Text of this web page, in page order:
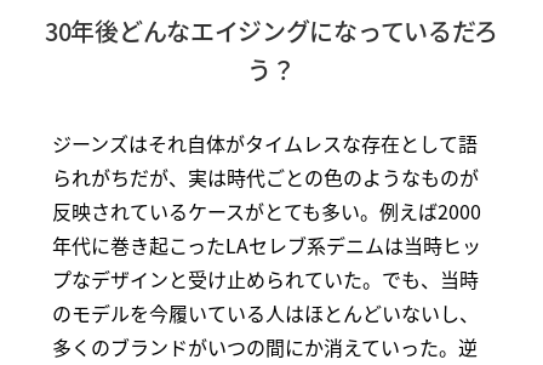
30年後どんなエイジングになっているだろ
う？
ジーンズはそれ自体がタイムレスな存在として語
られがちだが、実は時代ごとの色のようなものが
反映されているケースがとても多い。例えば2000
年代に巻き起こったLAセレブ系デニムは当時ヒッ
プなデザインと受け止められていた。でも、当時
のモデルを今履いている人はほとんどいないし、
多くのブランドがいつの間にか消えていった。逆